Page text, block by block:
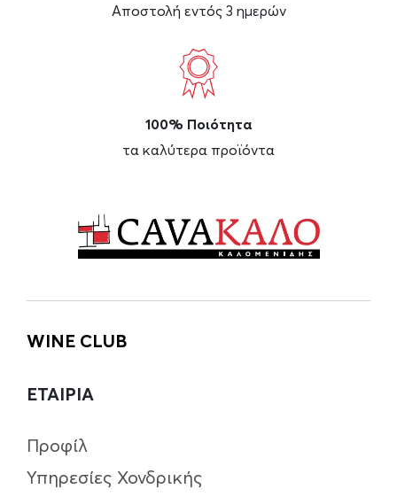
Αποστολή εντός 3 ημερών
100% Ποιότητα
τα καλύτερα προϊόντα
WINE CLUB
ΕΤΑΙΡΙΑ
Προφίλ
Υπηρεσίες Χονδρικής